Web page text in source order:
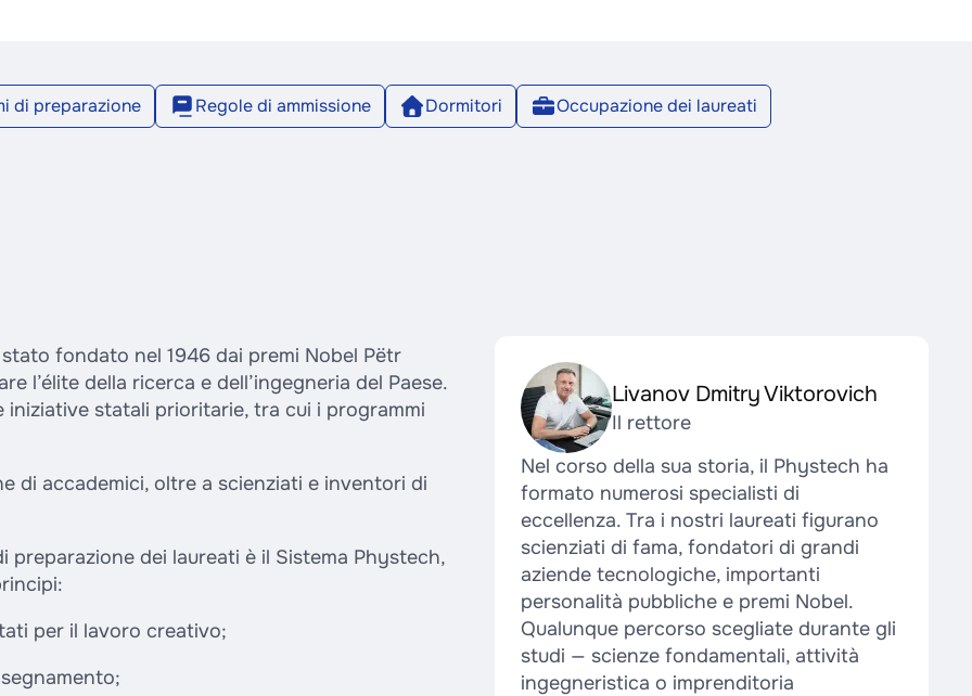
di preparazione Regole di ammissione Dormitori Occupazione dei laureati
Livanov Dmitry Viktorovich
Il rettore
Nel corso della sua storia, il Phystech ha
formato numerosi specialisti di
eccellenza. Tra i nostri laureati figurano
scienziati di fama, fondatori di grandi
aziende tecnologiche, importanti
personalità pubbliche e premi Nobel.
Qualunque percorso scegliate durante gli
studi — scienze fondamentali, attività
ingegneristica o imprenditoria
fondato nel 1946 dai premi Nobel Pëtr
l’élite della ricerca e dell’ingegneria del Paese.
statali prioritarie, tra cui i programmi
di accademici, oltre a scienziati e inventori di
dei laureati è il Sistema Phystech,
per il lavoro creativo;